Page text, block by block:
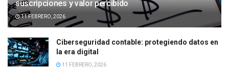
suscripciones y valor percibido
11 FEBRERO, 2026
Ciberseguridad contable: protegiendo datos en
la era digital
11 FEBRERO, 2026